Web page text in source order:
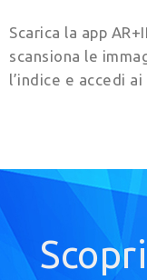
Scarica la app
scansiona le
l’indice e accedi